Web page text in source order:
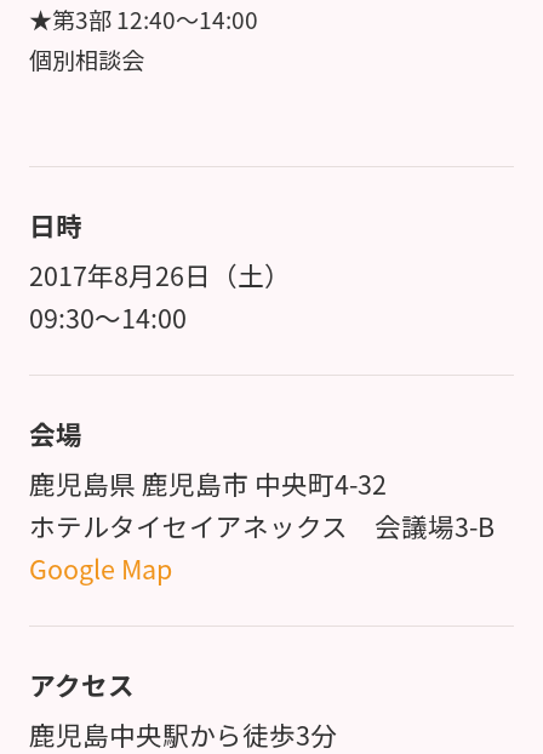
★第3部 12:40～14:00
個別相談会
日時
2017年8月26日（土）
09:30～14:00
会場
鹿児島県 鹿児島市 中央町4-32
ホテルタイセイアネックス 会議場3-B
Google Map
アクセス
鹿児島中央駅から徒歩3分